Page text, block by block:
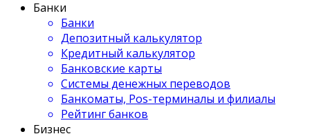
Банки
Банки
Депозитный калькулятор
Кредитный калькулятор
Банковские карты
Системы денежных переводов
Банкоматы, Pos-терминалы и филиалы
Рейтинг банков
Бизнес